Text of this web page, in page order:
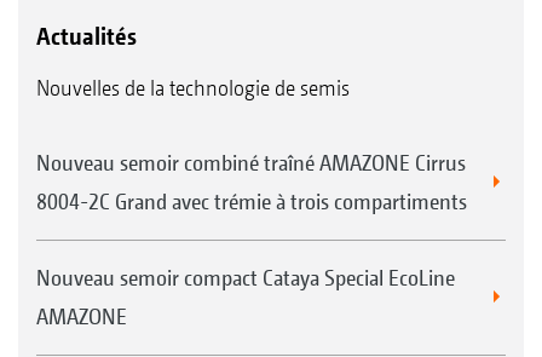
Actualités
Nouvelles de la technologie de semis
Nouveau semoir combiné traîné AMAZONE Cirrus
8004-2C Grand avec trémie à trois compartiments
Nouveau semoir compact Cataya Special EcoLine
AMAZONE